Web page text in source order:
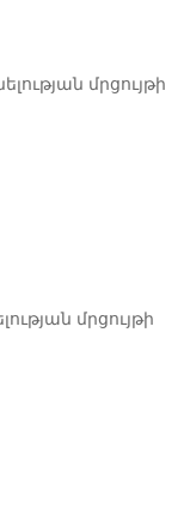
մրցույթի
մրցույթի